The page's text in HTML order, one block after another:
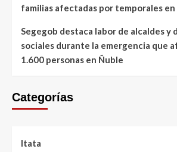
familias afectadas por temporales en
Segegob destaca labor de alcaldes y
sociales durante la emergencia que
1.600 personas en Ñuble
Categorías
Itata